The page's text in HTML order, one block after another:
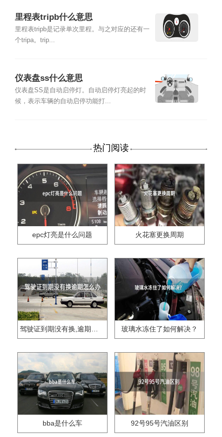
里程表tripb什么意思
里程表tripb是记录单次里程。与之对应的还有一
个tripa。trip...
仪表盘ss什么意思
仪表盘SS是自动启停灯。自动启停灯亮起的时
候，表示车辆的自动启停功能打...
热门阅读
epc灯亮是什么问题 火花塞更换周期
驾驶证到期没有换,逾期怎么办?? 玻璃水冻住了如何解决？
bba是什么车 92号95号汽油区别